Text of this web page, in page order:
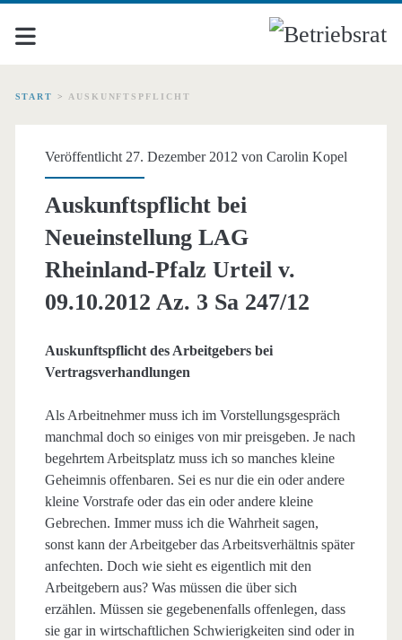
START > AUSKUNFTSPFLICHT
Schlagwort:
Veröffentlicht 27. Dezember 2012 von Carolin Kopel
Auskunftspflicht bei
Neueinstellung LAG
Rheinland-Pfalz Urteil v.
09.10.2012 Az. 3 Sa 247/12
Auskunftspflicht des Arbeitgebers bei
Vertragsverhandlungen
Als Arbeitnehmer muss ich im Vorstellungsgespräch
manchmal doch so einiges von mir preisgeben. Je nach
begehrtem Arbeitsplatz muss ich so manches kleine
Geheimnis offenbaren. Sei es nur die ein oder andere
kleine Vorstrafe oder das ein oder andere kleine
Gebrechen. Immer muss ich die Wahrheit sagen,
sonst kann der Arbeitgeber das Arbeitsverhältnis später
anfechten. Doch wie sieht es eigentlich mit den
Arbeitgebern aus? Was müssen die über sich
erzählen. Müssen sie gegebenenfalls offenlegen, dass
sie gar in wirtschaftlichen Schwierigkeiten sind oder in